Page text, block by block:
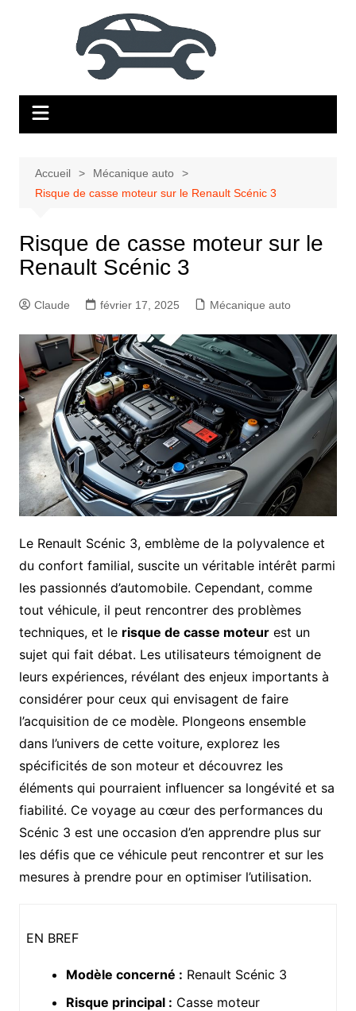
Accueil
Mécanique auto
Risque de casse moteur sur le Renault Scénic 3
Risque de casse moteur sur le
Renault Scénic 3
Claude février 17, 2025 Mécanique auto
Le Renault Scénic 3, emblème de la polyvalence et
du confort familial, suscite un véritable intérêt parmi
les passionnés d’automobile. Cependant, comme
tout véhicule, il peut rencontrer des problèmes
techniques, et le risque de casse moteurest un
sujet qui fait débat. Les utilisateurs témoignent de
leurs expériences, révélant des enjeux importants à
considérer pour ceux qui envisagent de faire
l’acquisition de ce modèle. Plongeons ensemble
dans l’univers de cette voiture, explorez les
spécificités de son moteur et découvrez les
éléments qui pourraient influencer sa longévité et sa
fiabilité. Ce voyage au cœur des performances du
Scénic 3 est une occasion d’en apprendre plus sur
les défis que ce véhicule peut rencontrer et sur les
mesures à prendre pour en optimiser l’utilisation.
EN BREF
Modèle concerné : Renault Scénic 3
Risque principal : Casse moteur